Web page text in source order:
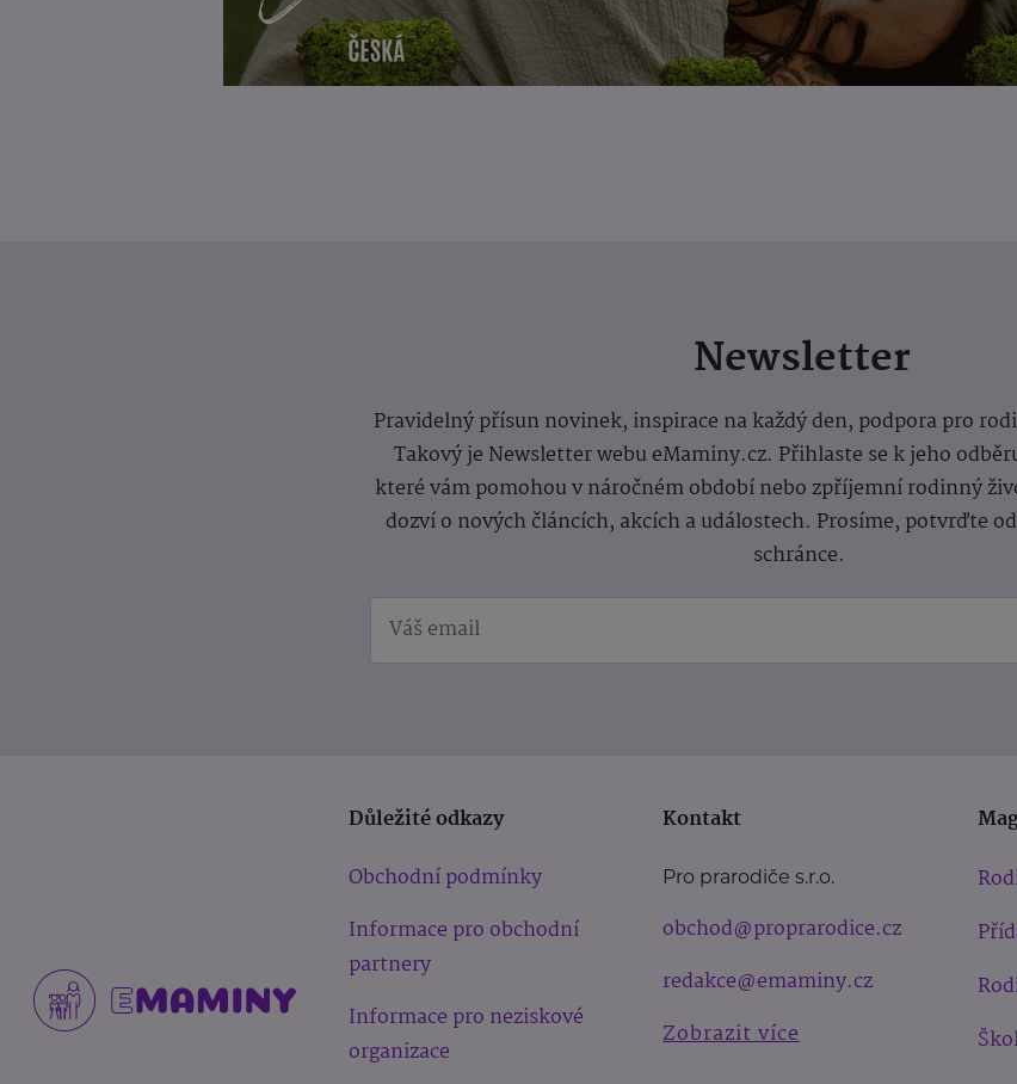
Newsletter
Pravidelný přísun novinek, inspirace na každý den, podpora pro
Takový je Newsletter webu eMaminy.cz. Přihlaste se k jeho
které vám pomohou v náročném období nebo zpříjemní rodinný
dozví o nových článcích, akcích a událostech. Prosíme, potvrďte
schránce.
Důležité odkazy
Obchodní podmínky
Informace pro obchodní
partnery
Informace pro neziskové
organizace
Kontakt
Pro prarodiče s.r.o.
obchod@proprarodice.cz
redakce@emaminy.cz
Zobrazit více